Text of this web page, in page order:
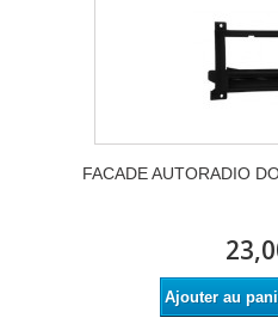
FACADE AUTORADIO
Ajouter au